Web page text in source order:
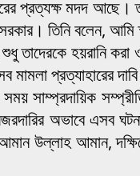
মদদ আছে।
তিনি বলেন,
হয়রানি
প্রত্যাহারের দাবি
অভাবে এসব
উল্লাহ আমান,